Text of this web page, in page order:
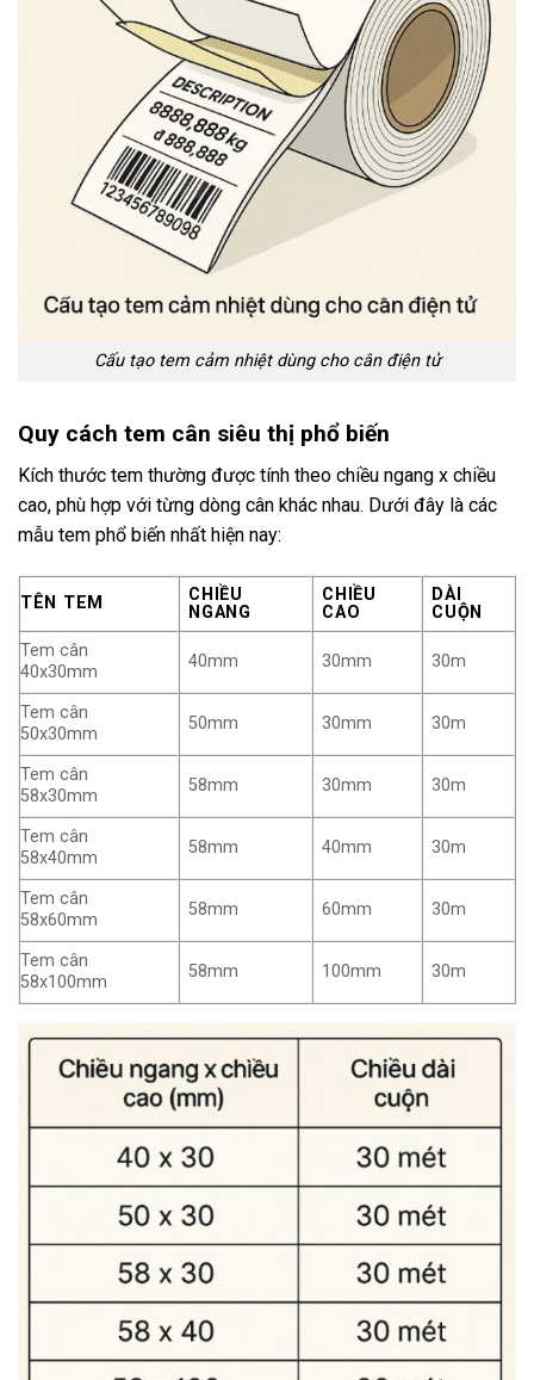
Cấu tạo tem cảm nhiệt dùng cho cân điện tử
Quy cách tem cân siêu thị phổ biến
Kích thước tem thường được tính theo chiều ngang x chiều
cao, phù hợp với từng dòng cân khác nhau. Dưới đây là các
mẫu tem phổ biến nhất hiện nay:
TÊN TEM
CHIỀU
NGANG
CHIỀU
CAO
DÀI
CUỘN
Tem cân
40x30mm
40mm 30mm 30m
Tem cân
50x30mm
50mm 30mm 30m
Tem cân
58x30mm
58mm 30mm 30m
Tem cân
58x40mm
58mm 40mm 30m
Tem cân
58x60mm
58mm 60mm 30m
Tem cân
58x100mm
58mm 100mm 30m